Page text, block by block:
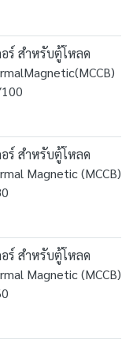
อร์ สำหรับตู้โหลด
อร์ สำหรับตู้โหลด
Magnetic (MCCB)
อร์ สำหรับตู้โหลด
Magnetic (MCCB)